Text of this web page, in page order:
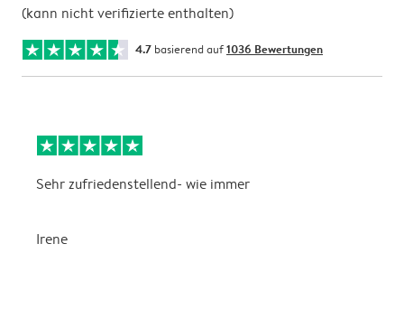
(kann nicht verifizierte enthalten)
4.7 basierend auf1036 Bewertungen
Sehr zufriedenstellend- wie immer
Irene